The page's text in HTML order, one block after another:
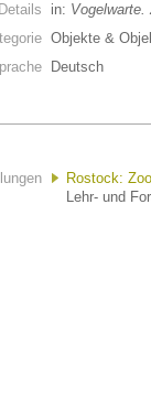
in:
Objekte &
Deutsch
Rostock:
Lehr- und